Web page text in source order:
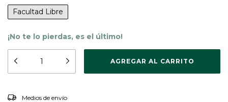
Facultad Libre
¡No te lo pierdas, es el último!
Entregas para el CP:
Medios de envío